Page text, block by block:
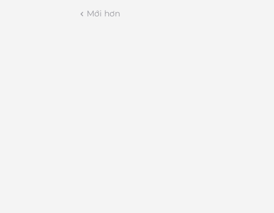
Mới hơn